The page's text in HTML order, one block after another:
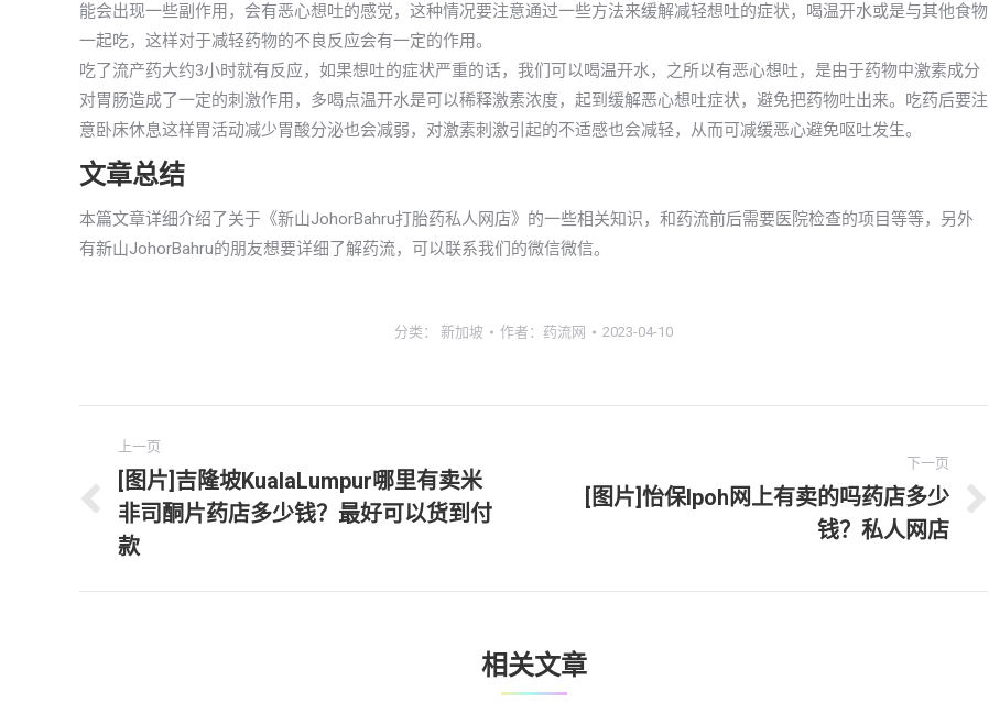
能会出现一些副作用，会有恶心想吐的感觉，这种情况要注意通过一些方法来缓解减轻想吐的症状，喝温开水或是与其他食物
一起吃，这样对于减轻药物的不良反应会有一定的作用。
吃了流产药大约3小时就有反应，如果想吐的症状严重的话，我们可以喝温开水，之所以有恶心想吐，是由于药物中激素成分
对胃肠造成了一定的刺激作用，多喝点温开水是可以稀释激素浓度，起到缓解恶心想吐症状，避免把药物吐出来。吃药后要注
意卧床休息这样胃活动减少胃酸分泌也会减弱，对激素刺激引起的不适感也会减轻，从而可减缓恶心避免呕吐发生。
文章总结
本篇文章详细介绍了关于《新山JohorBahru打胎药私人网店》的一些相关知识，和药流前后需要医院检查的项目等等，另外
有新山JohorBahru的朋友想要详细了解药流，可以联系我们的微信微信。
分类： 新加坡 作者： 药流网 2023-04-10
章
导
上一页
上
一
[图片]吉隆坡KualaLumpur哪里有卖米
非司酮片药店多少钱？最好可以货到付
款
下一页
[图片]怡保lpoh网上有卖的吗药店多少
钱？私人网店
相关文章